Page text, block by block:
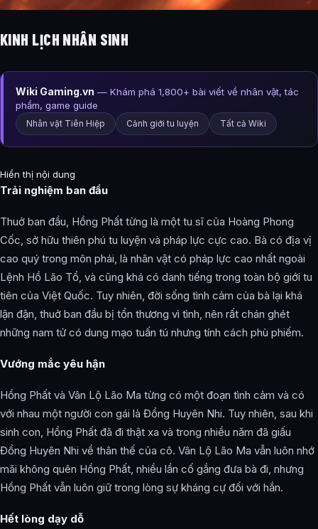
KINH LỊCH NHÂN SINH
Wiki Gaming.vn — Khám phá 1,800+ bài viết về nhân vật, tác
phẩm, game guide
Nhân vật Tiên Hiệp Cảnh giới tu luyện Tất cả Wiki
Hiển thị nội dung
Trải nghiệm ban đầu
Thuở ban đầu, Hồng Phất từng là một tu sĩ của Hoàng Phong
Cốc, sở hữu thiên phú tu luyện và pháp lực cực cao. Bà có địa vị
cao quý trong môn phái, là nhân vật có pháp lực cao nhất ngoài
Lệnh Hồ Lão Tổ, và cũng khá có danh tiếng trong toàn bộ giới tu
tiên của Việt Quốc. Tuy nhiên, đời sống tình cảm của bà lại khá
lận đận, thuở ban đầu bị tổn thương vì tình, nên rất chán ghét
những nam tử có dung mạo tuấn tú nhưng tính cách phù phiếm.
Vướng mắc yêu hận
Hồng Phất và Vân Lộ Lão Ma từng có một đoạn tình cảm và có
với nhau một người con gái là Đổng Huyên Nhi. Tuy nhiên, sau khi
sinh con, Hồng Phất đã đi thật xa và trong nhiều năm đã giấu
Đổng Huyên Nhi về thân thế của cô. Vân Lộ Lão Ma vẫn luôn nhớ
mãi không quên Hồng Phất, nhiều lần cố gắng đưa bà đi, nhưng
Hồng Phất vẫn luôn giữ trong lòng sự kháng cự đối với hắn.
Hết lòng dạy dỗ